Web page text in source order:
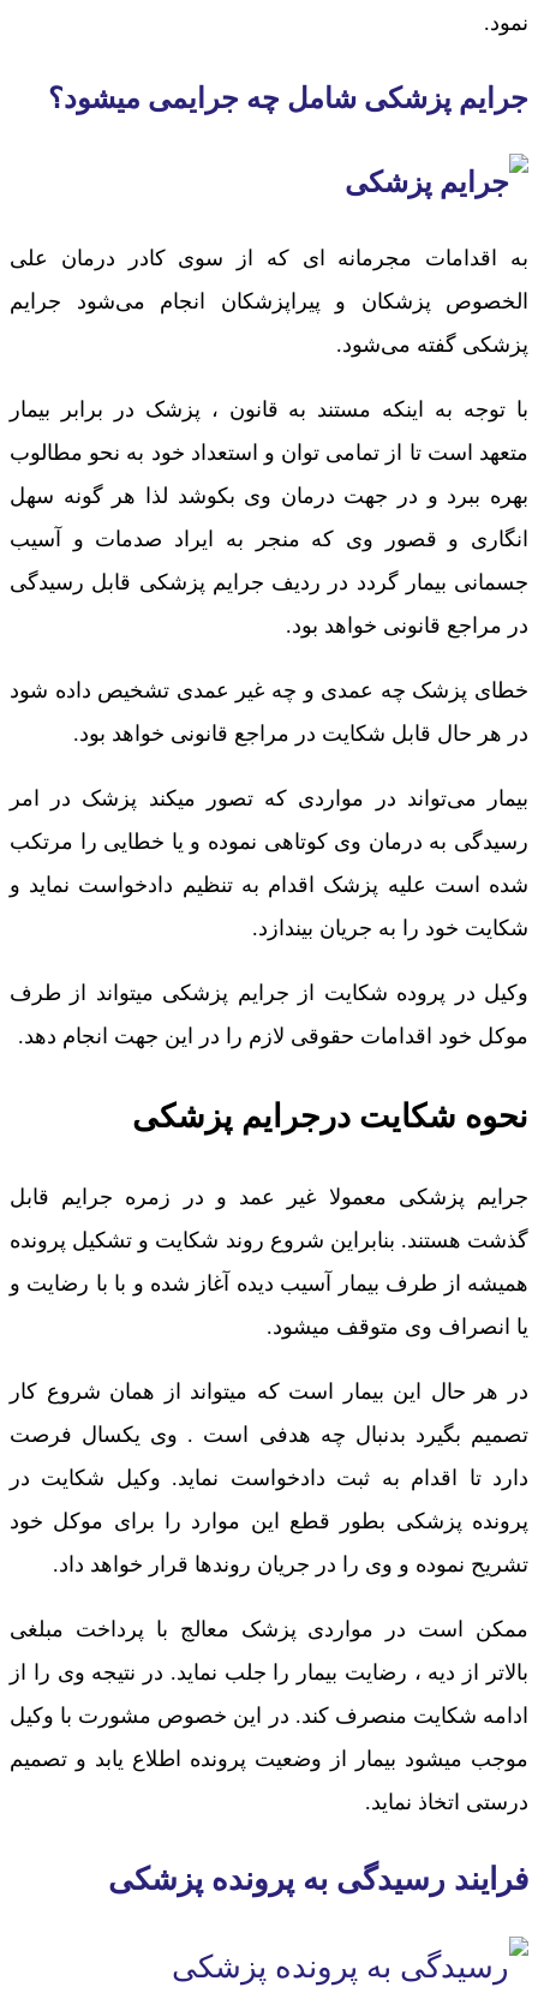
نمود.
جرایم پزشکی شامل چه جرایمی میشود؟
به اقدامات مجرمانه ای که از سوی کادر درمان علی
الخصوص پزشکان و پیراپزشکان انجام می‌شود جرایم
پزشکی گفته می‌شود.
با توجه به اینکه مستند به قانون ، پزشک در برابر بیمار
متعهد است تا از تمامی توان و استعداد خود به نحو مطالوب
بهره ببرد و در جهت درمان وی بکوشد لذا هر گونه سهل
انگاری و قصور وی که منجر به ایراد صدمات و آسیب
جسمانی بیمار گردد در ردیف جرایم پزشکی قابل رسیدگی
در مراجع قانونی خواهد بود.
خطای پزشک چه عمدی و چه غیر عمدی تشخیص داده شود
در هر حال قابل شکایت در مراجع قانونی خواهد بود.
بیمار می‌تواند در مواردی که تصور میکند پزشک در امر
رسیدگی به درمان وی کوتاهی نموده و یا خطایی را مرتکب
شده است علیه پزشک اقدام به تنظیم دادخواست نماید و
شکایت خود را به جریان بیندازد.
وکیل در پروده شکایت از جرایم پزشکی میتواند از طرف
موکل خود اقدامات حقوقی لازم را در این جهت انجام دهد.
نحوه شکایت درجرایم پزشکی
جرایم پزشکی معمولا غیر عمد و در زمره جرایم قابل
گذشت هستند. بنابراین شروع روند شکایت و تشکیل پرونده
همیشه از طرف بیمار آسیب دیده آغاز شده و با با رضایت و
یا انصراف وی متوقف میشود.
در هر حال این بیمار است که میتواند از همان شروع کار
تصمیم بگیرد بدنبال چه هدفی است . وی یکسال فرصت
دارد تا اقدام به ثبت دادخواست نماید. وکیل شکایت در
پرونده پزشکی بطور قطع این موارد را برای موکل خود
تشریح نموده و وی را در جریان روندها قرار خواهد داد.
ممکن است در مواردی پزشک معالج با پرداخت مبلغی
بالاتر از دیه ، رضایت بیمار را جلب نماید. در نتیجه وی را از
ادامه شکایت منصرف کند. در این خصوص مشورت با وکیل
موجب میشود بیمار از وضعیت پرونده اطلاع یابد و تصمیم
درستی اتخاذ نماید.
فرایند رسیدگی به پرونده پزشکی